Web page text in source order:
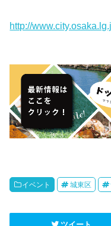
http://
イベント 城東区